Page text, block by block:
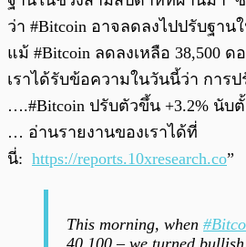
ว่า #Bitcoin อาจลดลงไปปรับฐานใ
แม้ #Bitcoin ลดลงเหลือ 38,500
เราได้รับข้อความในวันนี้ว่า การ
….#Bitcoin ปรับตัวขึ้น +3.2% นับ
… อ่านรายงานของเราได้ที่
นี่: https://reports.10xresearch.co”
This morning, when